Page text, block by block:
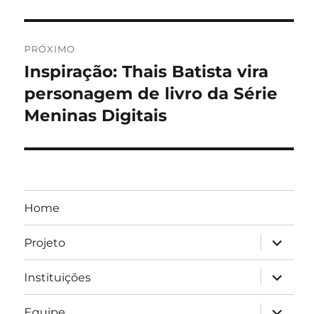
PRÓXIMO
Próximo
post:
Inspiração: Thais Batista vira
personagem de livro da Série
Meninas Digitais
Home
Projeto
expandir
Instituições
expandir
expandir